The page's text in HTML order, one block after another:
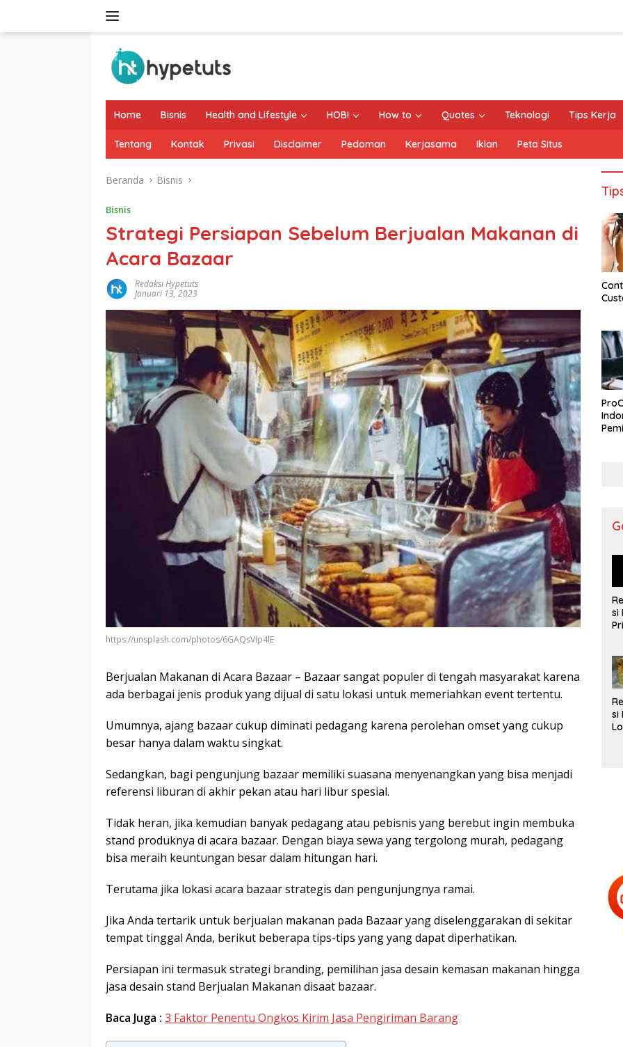
Home Bisnis Health and Lifestyle HOBI How to Quotes Teknologi Tips Kerja
Tentang Kontak Privasi Disclaimer Pedoman Kerjasama Iklan Peta Situs
Beranda Bisnis
Bisnis
Strategi Persiapan Sebelum Berjualan Makanan di
Acara Bazaar
Redaksi Hypetuts
Januari 13, 2023
https://unsplash.com/photos/6GAQsVIp4lE
Berjualan Makanan di Acara Bazaar – Bazaar sangat populer di tengah masyarakat karena
ada berbagai jenis produk yang dijual di satu lokasi untuk memeriahkan event tertentu.
Umumnya, ajang bazaar cukup diminati pedagang karena perolehan omset yang cukup
besar hanya dalam waktu singkat.
Sedangkan, bagi pengunjung bazaar memiliki suasana menyenangkan yang bisa menjadi
referensi liburan di akhir pekan atau hari libur spesial.
Tidak heran, jika kemudian banyak pedagang atau pebisnis yang berebut ingin membuka
stand produknya di acara bazaar. Dengan biaya sewa yang tergolong murah, pedagang
bisa meraih keuntungan besar dalam hitungan hari.
Terutama jika lokasi acara bazaar strategis dan pengunjungnya ramai.
Jika Anda tertarik untuk berjualan makanan pada Bazaar yang diselenggarakan di sekitar
tempat tinggal Anda, berikut beberapa tips-tips yang yang dapat diperhatikan.
Persiapan ini termasuk strategi branding, pemilihan jasa desain kemasan makanan hingga
jasa desain stand Berjualan Makanan disaat bazaar.
Baca Juga : 3 Faktor Penentu Ongkos Kirim Jasa Pengiriman Barang
si
si